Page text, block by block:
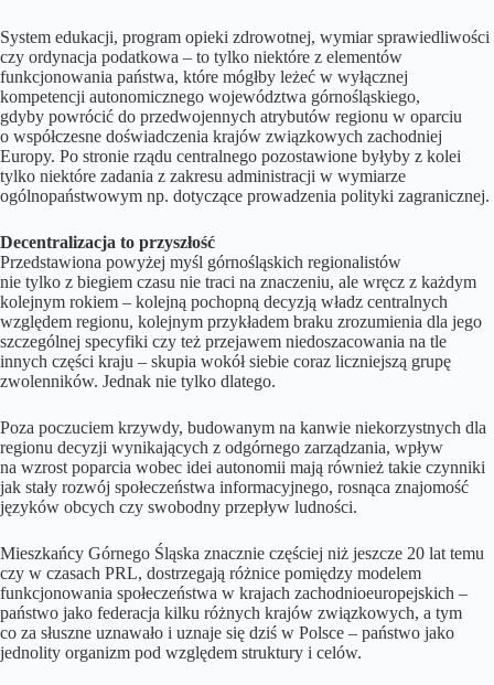
System edukacji, program opieki zdrowotnej, wymiar sprawiedliwości
czy ordynacja podatkowa – to tylko niektóre z elementów
funkcjonowania państwa, które mógłby leżeć w wyłącznej
kompetencji autonomicznego województwa górnośląskiego,
gdyby powrócić do przedwojennych atrybutów regionu w oparciu
o współczesne doświadczenia krajów związkowych zachodniej
Europy. Po stronie rządu centralnego pozostawione byłyby z kolei
tylko niektóre zadania z zakresu administracji w wymiarze
ogólnopaństwowym np. dotyczące prowadzenia polityki zagranicznej.
Decentralizacja to przyszłość
Przedstawiona powyżej myśl górnośląskich regionalistów
nie tylko z biegiem czasu nie traci na znaczeniu, ale wręcz z każdym
kolejnym rokiem – kolejną pochopną decyzją władz centralnych
względem regionu, kolejnym przykładem braku zrozumienia dla jego
szczególnej specyfiki czy też przejawem niedoszacowania na tle
innych części kraju – skupia wokół siebie coraz liczniejszą grupę
zwolenników. Jednak nie tylko dlatego.
Poza poczuciem krzywdy, budowanym na kanwie niekorzystnych dla
regionu decyzji wynikających z odgórnego zarządzania, wpływ
na wzrost poparcia wobec idei autonomii mają również takie czynniki
jak stały rozwój społeczeństwa informacyjnego, rosnąca znajomość
języków obcych czy swobodny przepływ ludności.
Mieszkańcy Górnego Śląska znacznie częściej niż jeszcze 20 lat temu
czy w czasach PRL, dostrzegają różnice pomiędzy modelem
funkcjonowania społeczeństwa w krajach zachodnioeuropejskich –
państwo jako federacja kilku różnych krajów związkowych, a tym
co za słuszne uznawało i uznaje się dziś w Polsce – państwo jako
jednolity organizm pod względem struktury i celów.